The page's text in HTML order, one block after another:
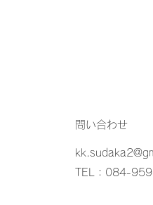
問い合わせ
TEL：084-